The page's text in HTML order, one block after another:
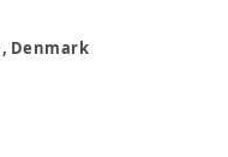
Denmark